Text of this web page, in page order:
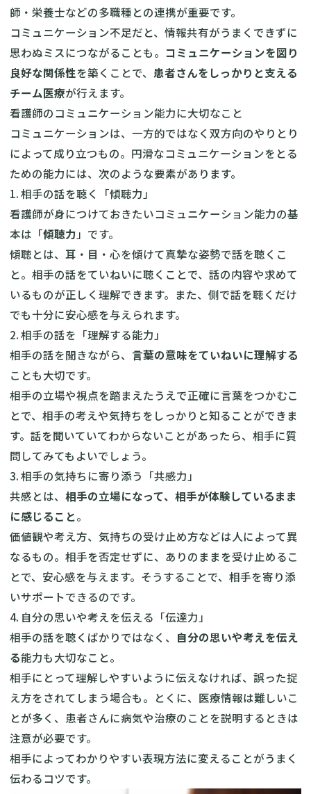
師・栄養士などの多職種との連携が重要です。
コミュニケーション不足だと、情報共有がうまくできずに
思わぬミスにつながることも。 コミュニケーションを図り
良好な関係性を築くことで、 患者さんをしっかりと支える
チーム医療が行えます。
看護師のコミュニケーション能力に大切なこと
コミュニケーションは、一方的ではなく双方向のやりとり
によって成り立つもの。円滑なコミュニケーションをとる
ための能力には、次のような要素があります。
1. 相手の話を聴く「傾聴力」
看護師が身につけておきたいコミュニケーション能力の基
本は「傾聴力 」です。
傾聴とは、耳・目・心を傾けて真摯な姿勢で話を聴くこ
と。相手の話をていねいに聴くことで、話の内容や求めて
いるものが正しく理解できます。また、側で話を聴くだけ
でも十分に安心感を与えられます。
2. 相手の話を「理解する能力」
相手の話を聞きながら、 言葉の意味をていねいに理解する
ことも大切です。
相手の立場や視点を踏まえたうえで正確に言葉をつかむこ
とで、相手の考えや気持ちをしっかりと知ることができま
す。話を聞いていてわからないことがあったら、相手に質
問してみてもよいでしょう。
3. 相手の気持ちに寄り添う「共感力」
共感とは、 相手の立場になって、相手が体験しているまま
に感じること。
価値観や考え方、気持ちの受け止め方などは人によって異
なるもの。相手を否定せずに、ありのままを受け止めるこ
とで、安心感を与えます。そうすることで、相手を寄り添
いサポートできるのです。
4. 自分の思いや考えを伝える「伝達力」
相手の話を聴くばかりではなく、 自分の思いや考えを伝え
る能力も大切なこと。
相手にとって理解しやすいように伝えなければ、誤った捉
え方をされてしまう場合も。とくに、医療情報は難しいこ
とが多く、患者さんに病気や治療のことを説明するときは
注意が必要です。
相手によってわかりやすい表現方法に変えることがうまく
伝わるコツです。